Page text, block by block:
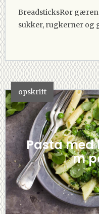
BreadsticksRør
sukker, rugkerner og
opskrift
Pasta med
m